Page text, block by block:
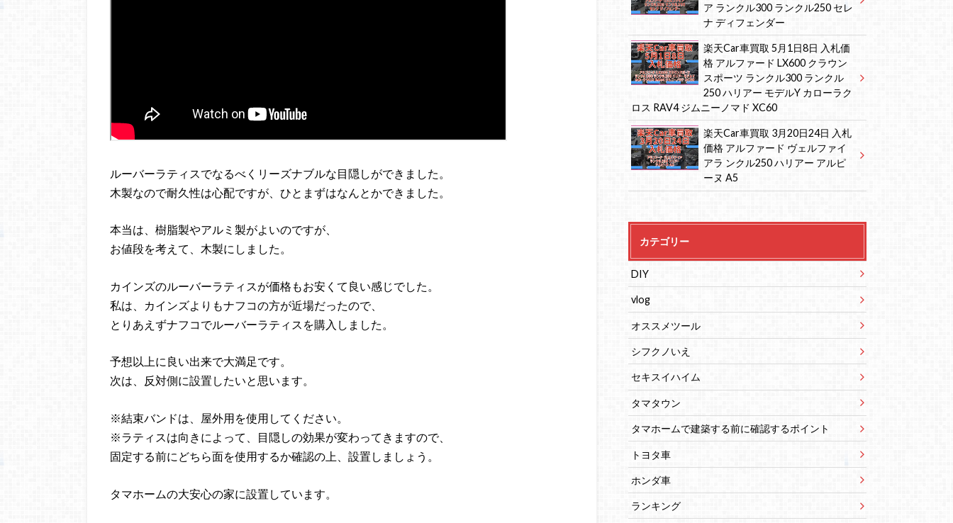
ルーバーラティスでなるべくリーズナブルな目隠しができました。
木製なので耐久性は心配ですが、ひとまずはなんとかできました。
本当は、樹脂製やアルミ製がよいのですが、
お値段を考えて、木製にしました。
カインズのルーバーラティスが価格もお安くて良い感じでした。
私は、カインズよりもナフコの方が近場だったので、
とりあえずナフコでルーバーラティスを購入しました。
予想以上に良い出来で大満足です。
次は、反対側に設置したいと思います。
※結束バンドは、屋外用を使用してください。
※ラティスは向きによって、目隠しの効果が変わってきますので、
固定する前にどちら面を使用するか確認の上、設置しましょう。
タマホームの大安心の家に設置しています。
ア ランクル300 ランクル250 セレ
ナ ディフェンダー
楽天Car車買取 5月1日8日 入札価
格 アルファード LX600 クラウン
スポーツ ランクル300 ランクル
250 ハリアー モデルY カローラク
ロス RAV4 ジムニーノマド XC60
楽天Car車買取 3月20日24日 入札
価格 アルファード ヴェルファイ
アラ ンクル250 ハリアー アルピ
ーヌ A5
カテゴリー
DIY
vlog
オススメツール
シフクノいえ
セキスイハイム
タマタウン
タマホームで建築する前に確認するポイント
トヨタ車
ホンダ車
ランキング